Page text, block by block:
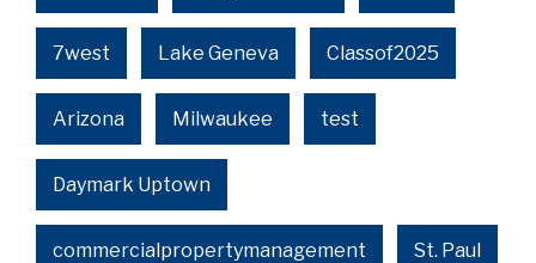
7west Lake Geneva Classof2025
Arizona Milwaukee test
Daymark Uptown
commercialpropertymanagement St. Paul